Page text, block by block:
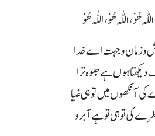
ھُوْ،اللّٰہ ھُوْ،اللّٰہ ھُوْ
و زمان و جہت اے خدا
ہوں ہے جلوہ ترا
آنکھوں میں تو ہی ضیا
کی تو ہی تو ہے آبرو